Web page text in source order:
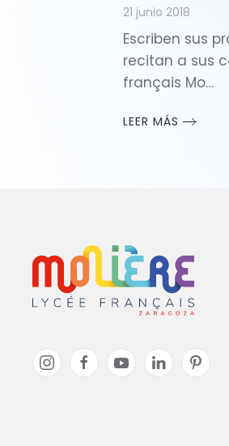
21 junio 2018
Escriben sus
recitan a sus
français Mo…
LEER MÁS